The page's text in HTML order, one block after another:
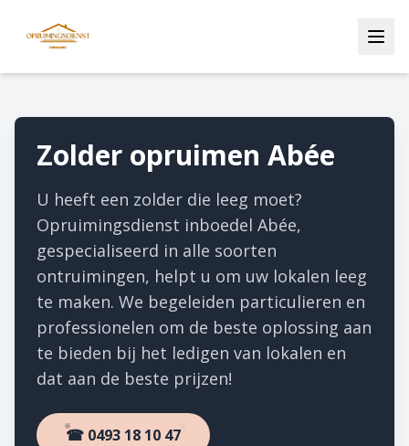
Zolder opruimen Abée
U heeft een zolder die leeg moet?
Opruimingsdienst inboedel Abée,
gespecialiseerd in alle soorten
ontruimingen, helpt u om uw lokalen leeg
te maken. We begeleiden particulieren en
professionelen om de beste oplossing aan
te bieden bij het ledigen van lokalen en
dat aan de beste prijzen!
☎ 0493 18 10 47